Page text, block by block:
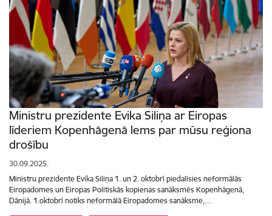
Ministru prezidente Evika Siliņa ar Eiropas
līderiem Kopenhāgenā lems par mūsu reģiona
drošību
30.09.2025.
Ministru prezidente Evika Siliņa 1. un 2. oktobrī piedalīsies neformālās
Eiropadomes un Eiropas Politiskās kopienas sanāksmēs Kopenhāgenā,
Dānijā. 1.oktobrī notiks neformālā Eiropadomes sanāksme,…